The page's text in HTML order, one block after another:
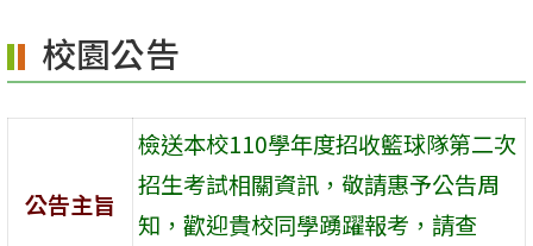
區
校園公告
公告主旨
檢送本校110學年度招收籃球隊第二次
招生考試相關資訊，敬請惠予公告周
知，歡迎貴校同學踴躍報考，請查